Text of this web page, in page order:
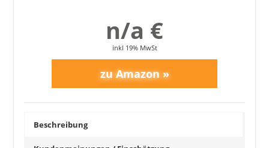
n/a €
inkl 19% MwSt
Beschreibung